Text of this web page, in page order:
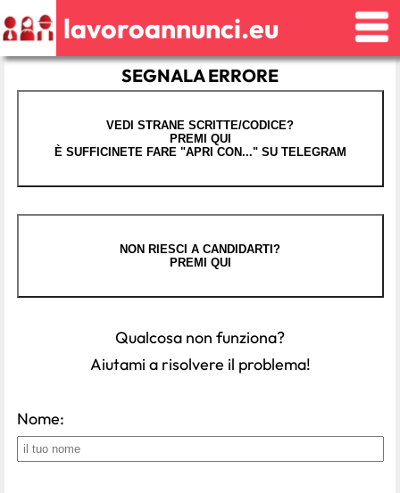
lavoroannunci.eu
SEGNALA ERRORE
VEDI STRANE SCRITTE/CODICE?
PREMI QUI
È SUFFICINETE FARE "APRI CON..." SU TELEGRAM
NON RIESCI A CANDIDARTI?
PREMI QUI
Qualcosa non funziona?
Aiutami a risolvere il problema!
Nome: